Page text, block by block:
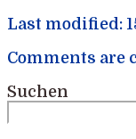
Last modified:
Comments are
Suchen